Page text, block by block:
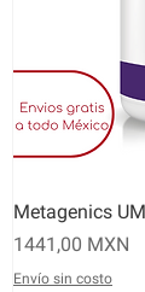
Metagenics
Precio
1441,00 MXN
Envío sin costo